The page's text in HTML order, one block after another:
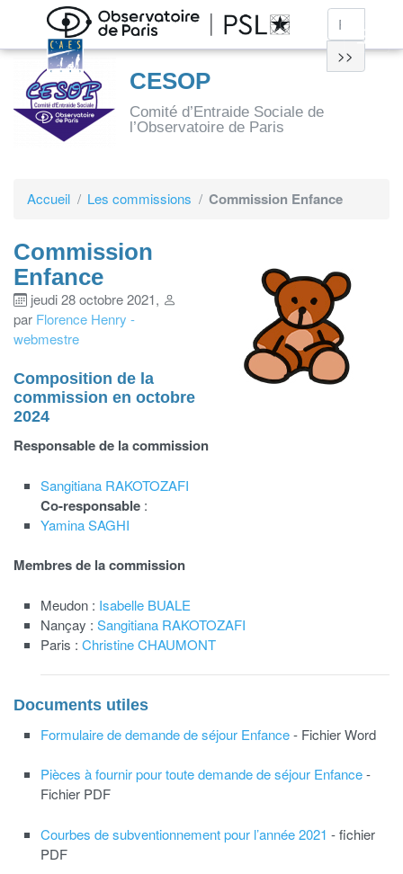
>>
CESOP
Comité d’Entraide Sociale de
l’Observatoire de Paris
Accueil Les commissions Commission Enfance
Commission
Enfance
jeudi 28 octobre 2021,
par Florence Henry -
webmestre
Composition de la
commission en octobre
2024
Responsable de la commission
Sangitiana RAKOTOZAFI
Co-responsable :
Yamina SAGHI
Membres de la commission
Meudon : Isabelle BUALE
Nançay : Sangitiana RAKOTOZAFI
Paris : Christine CHAUMONT
Documents utiles
Formulaire de demande de séjour Enfance- Fichier Word
Pièces à fournir pour toute demande de séjour Enfance-
Fichier PDF
Courbes de subventionnement pour l’année 2021 - fichier
PDF